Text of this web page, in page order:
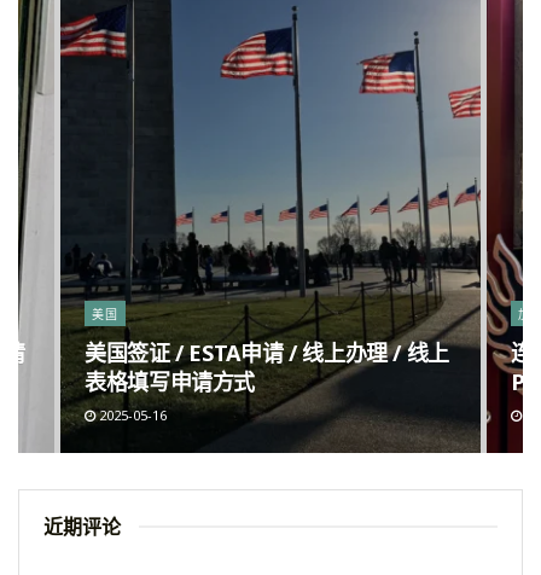
美国
美国签证 / ESTA申请 / 线上办理 / 线上
表格填写申请方式
2025-05-16
加
连
近期评论